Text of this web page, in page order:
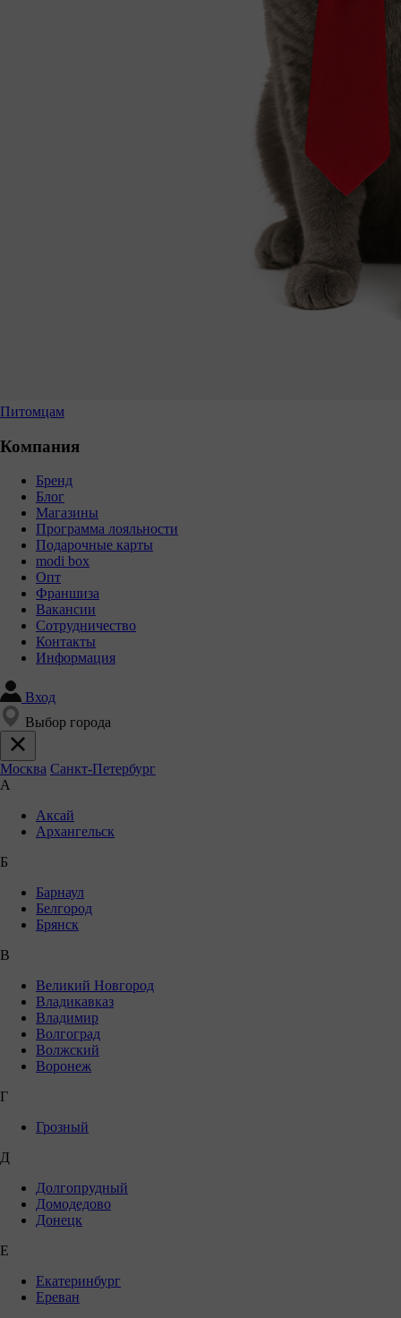
Питомцам
Компания
Бренд
Блог
Магазины
Программа лояльности
Подарочные карты
modi box
Опт
Франшиза
Вакансии
Сотрудничество
Контакты
Информация
Вход
Выбор города
Москва Санкт-Петербург
А
Аксай
Архангельск
Б
Барнаул
Белгород
Брянск
В
Великий Новгород
Владикавказ
Владимир
Волгоград
Волжский
Воронеж
Г
Грозный
Д
Долгопрудный
Домодедово
Донецк
Е
Екатеринбург
Ереван